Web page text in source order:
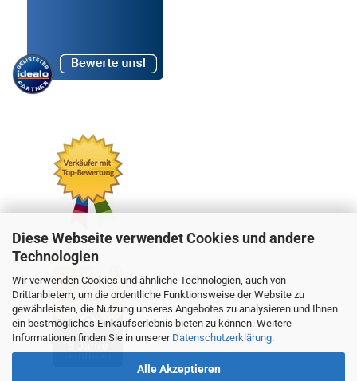
Diese Webseite verwendet Cookies und andere
Technologien
Wir verwenden Cookies und ähnliche Technologien, auch von
Drittanbietern, um die ordentliche Funktionsweise der Website zu
gewährleisten, die Nutzung unseres Angebotes zu analysieren und Ihnen
ein bestmögliches Einkaufserlebnis bieten zu können. Weitere
Informationen finden Sie in unserer Datenschutzerklärung.
Alle Akzeptieren